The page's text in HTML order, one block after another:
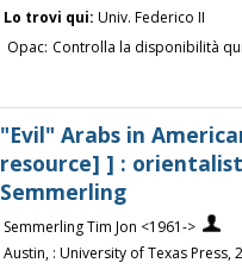
Lo trovi qui: Univ. Federico II
Opac: Controlla la disponibilità
"Evil" Arabs in
resource] ] :
Semmerling
Semmerling Tim Jon <1961->
Austin, : University of Texas Press,